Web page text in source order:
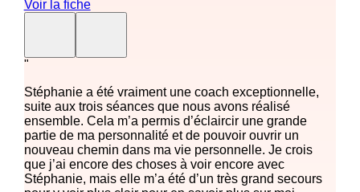
Voir la fiche
"
Stéphanie a été vraiment une coach exceptionnelle,
suite aux trois séances que nous avons réalisé
ensemble. Cela m’a permis d’éclaircir une grande
partie de ma personnalité et de pouvoir ouvrir un
nouveau chemin dans ma vie personnelle. Je crois
que j’ai encore des choses à voir encore avec
Stéphanie, mais elle m’a été d’un très grand secours